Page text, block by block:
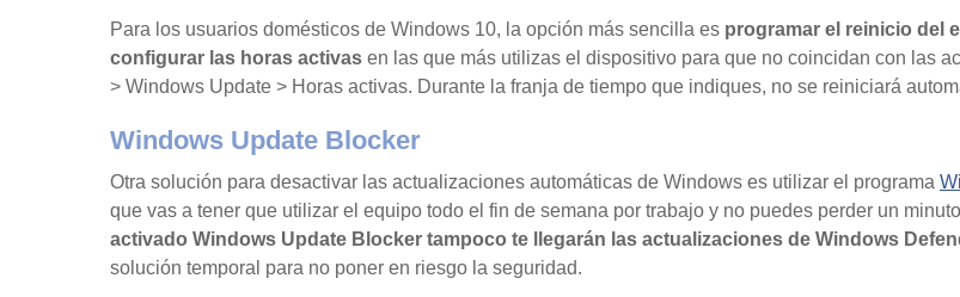
Para los usuarios domésticos de Windows 10, la opción más sencilla es programar el reinicio del
configurar las horas activas en las que más utilizas el dispositivo para que no coincidan con las
> Windows Update > Horas activas. Durante la franja de tiempo que indiques, no se reiniciará
Windows Update Blocker
Otra solución para desactivar las actualizaciones automáticas de Windows es utilizar el programa
que vas a tener que utilizar el equipo todo el fin de semana por trabajo y no puedes perder un
activado Windows Update Blocker tampoco te llegarán las actualizaciones de Windows
solución temporal para no poner en riesgo la seguridad.